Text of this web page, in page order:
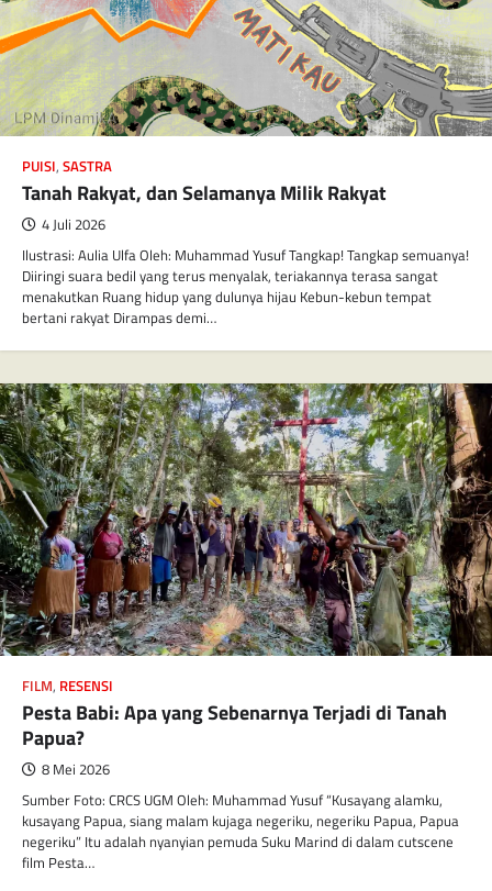
PUISI, SASTRA
Tanah Rakyat, dan Selamanya Milik Rakyat
4 Juli 2026
Ilustrasi: Aulia Ulfa Oleh: Muhammad Yusuf Tangkap! Tangkap semuanya!
Diiringi suara bedil yang terus menyalak, teriakannya terasa sangat
menakutkan Ruang hidup yang dulunya hijau Kebun-kebun tempat
bertani rakyat Dirampas demi…
FILM, RESENSI
Pesta Babi: Apa yang Sebenarnya Terjadi di Tanah
Papua?
8 Mei 2026
Sumber Foto: CRCS UGM Oleh: Muhammad Yusuf “Kusayang alamku,
kusayang Papua, siang malam kujaga negeriku, negeriku Papua, Papua
negeriku” Itu adalah nyanyian pemuda Suku Marind di dalam cutscene
film Pesta…